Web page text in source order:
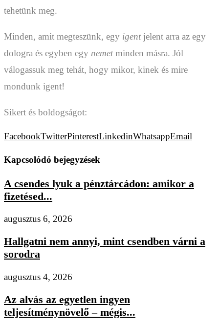
tehetünk meg.
Minden, amit megteszünk, egy igent jelent arra az egy
dologra és egyben egy nemetminden másra. Jól
válogassuk meg tehát, hogy mikor, kinek és mire
mondunk igent!
Sikert és boldogságot:
FacebookTwitterPinterestLinkedinWhatsappEmail
Kapcsolódó bejegyzések
A csendes lyuk a pénztárcádon: amikor a
fizetésed...
augusztus 6, 2026
Hallgatni nem annyi, mint csendben várni a
sorodra
augusztus 4, 2026
Az alvás az egyetlen ingyen
teljesítménynövelő – mégis...